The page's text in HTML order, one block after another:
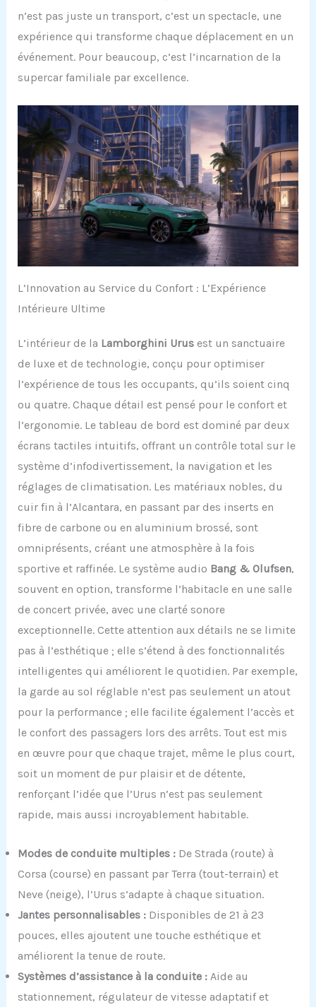
n’est pas juste un transport, c’est un spectacle, une
expérience qui transforme chaque déplacement en un
événement. Pour beaucoup, c’est l’incarnation de la
supercar familiale par excellence.
L’Innovation au Service du Confort : L’Expérience
Intérieure Ultime
L’intérieur de la Lamborghini Urusest un sanctuaire
de luxe et de technologie, conçu pour optimiser
l’expérience de tous les occupants, qu’ils soient cinq
ou quatre. Chaque détail est pensé pour le confort et
l’ergonomie. Le tableau de bord est dominé par deux
écrans tactiles intuitifs, offrant un contrôle total sur le
système d’infodivertissement, la navigation et les
réglages de climatisation. Les matériaux nobles, du
cuir fin à l’Alcantara, en passant par des inserts en
fibre de carbone ou en aluminium brossé, sont
omniprésents, créant une atmosphère à la fois
sportive et raffinée. Le système audio Bang & Olufsen,
souvent en option, transforme l’habitacle en une salle
de concert privée, avec une clarté sonore
exceptionnelle. Cette attention aux détails ne se limite
pas à l’esthétique ; elle s’étend à des fonctionnalités
intelligentes qui améliorent le quotidien. Par exemple,
la garde au sol réglable n’est pas seulement un atout
pour la performance ; elle facilite également l’accès et
le confort des passagers lors des arrêts. Tout est mis
en œuvre pour que chaque trajet, même le plus court,
soit un moment de pur plaisir et de détente,
renforçant l’idée que l’Urus n’est pas seulement
rapide, mais aussi incroyablement habitable.
Modes de conduite multiples :De Strada (route) à
Corsa (course) en passant par Terra (tout-terrain) et
Neve (neige), l’Urus s’adapte à chaque situation.
Jantes personnalisables :Disponibles de 21 à 23
pouces, elles ajoutent une touche esthétique et
améliorent la tenue de route.
Systèmes d’assistance à la conduite :Aide au
stationnement, régulateur de vitesse adaptatif et